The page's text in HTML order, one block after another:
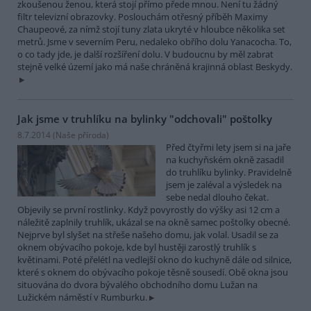
zkoušenou ženou, která stojí přímo přede mnou. Není tu žádný
filtr televizní obrazovky. Poslouchám otřesný příběh Maximy
Chaupeové, za nímž stojí tuny zlata ukryté v hloubce několika set
metrů. Jsme v severním Peru, nedaleko obřího dolu Yanacocha. To,
o co tady jde, je další rozšíření dolu. V budoucnu by měl zabrat
stejně velké území jako má naše chráněná krajinná oblast Beskydy.
Jak jsme v truhlíku na bylinky "odchovali" poštolky
8.7.2014 (Naše příroda)
Před čtyřmi lety jsem si na jaře
na kuchyňském okně zasadil
do truhlíku bylinky. Pravidelně
jsem je zaléval a výsledek na
sebe nedal dlouho čekat.
Objevily se první rostlinky. Když povyrostly do výšky asi 12 cm a
náležitě zaplnily truhlík, ukázal se na okně samec poštolky obecné.
Nejprve byl slyšet na střeše našeho domu, jak volal. Usadil se za
oknem obývacího pokoje, kde byl hustěji zarostlý truhlík s
květinami. Poté přelétl na vedlejší okno do kuchyně dále od silnice,
které s oknem do obývacího pokoje těsně sousedí. Obě okna jsou
situována do dvora bývalého obchodního domu Lužan na
Lužickém náměstí v Rumburku.